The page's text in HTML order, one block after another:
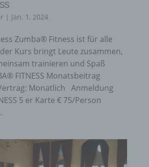
| Jan. 1, 2024
Zumba® Fitness ist für alle
Kurs bringt Leute zusammen,
trainieren und Spaß
FITNESS Monatsbeitrag
Monatlich Anmeldung
5 er Karte € 75/Person